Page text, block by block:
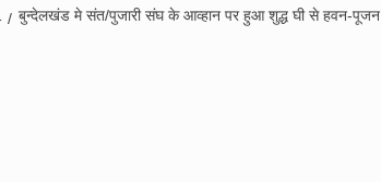
बुन्देलखंड मे संत/पुजारी संघ के आव्हान पर हुआ शुद्ध घी से हवन-पूजन